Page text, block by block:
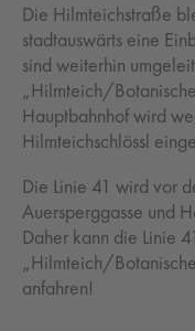
Die Hilmteichstraße
stadtauswärts eine
sind weiterhin
„Hilmteich/
Hauptbahnhof wird
Hilmteichschlössl
Die Linie 41 wird vor
Auersperggasse und
Daher kann die Linie
„Hilmteich/
anfahren!